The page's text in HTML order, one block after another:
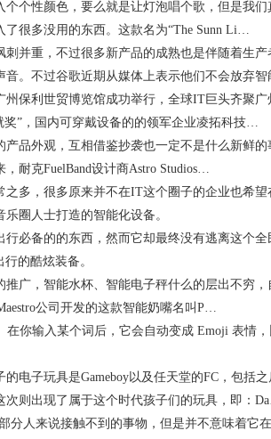
性颜色，要么就是让灯泡唱个歌，但是我们
很多没用的东西。这款名为“The Sunn Li…
重，不过很多新产品的成熟也是伴随着生产
。不过谷歌近期从媒体上表示他们不会放弃
保利世贸博览馆成功举行，全球IT巨头齐聚广
奖”，国内可穿戴设备的的领军企业凌拓科技…
外观，互相借鉴抄袭也一定不是什么新鲜的
耐克FuelBand设计商Astro Studios…
，很多原来并不在IT这个圈子的企业也希望
圈人士打造的智能化设备。
备的的东西，然而它却最终没有逃离这个全
的酷炫装备。
，智能水杯、智能电子秤什么的层出不穷，
公司开发的这款智能奶嘴名叫P…
输入某个词后，它会自动变成 Emoji 表情，
子玩具是Gameboy以及任天堂的FC，包括之
则出现了属于这个时代孩子们的玩具，即：
人来说接触不到的事物，但是并不意味着它在